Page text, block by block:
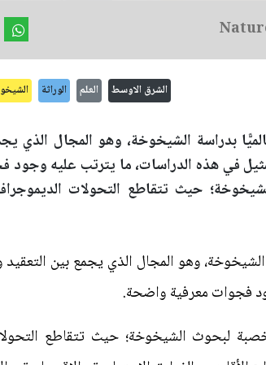
الشرق الاوسط العلم الوراثة
بدراسة الشيخوخة، وهو المجال الذي
في هذه الدراسات، ما يترتب عليه
حيث تتقاطع التحولات
الشيخوخة، وهو المجال الذي يجمع بين
فجوات معرفية واضحة.
لبحوث الشيخوخة؛ حيث تتقاطع التحولات